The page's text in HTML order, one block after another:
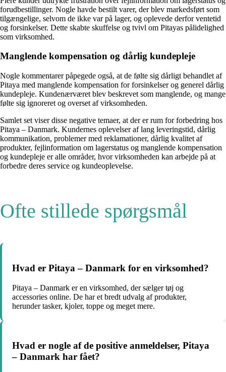
forudbestillinger. Nogle havde bestilt varer, der blev markedsført som
tilgængelige, selvom de ikke var på lager, og oplevede derfor ventetid
og forsinkelser. Dette skabte skuffelse og tvivl om Pitayas pålidelighed
som virksomhed.
Manglende kompensation og dårlig kundepleje
Nogle kommentarer påpegede også, at de følte sig dårligt behandlet af
Pitaya med manglende kompensation for forsinkelser og generel dårlig
kundepleje. Kundenærværet blev beskrevet som manglende, og mange
følte sig ignoreret og overset af virksomheden.
Samlet set viser disse negative temaer, at der er rum for forbedring hos
Pitaya – Danmark. Kundernes oplevelser af lang leveringstid, dårlig
kommunikation, problemer med reklamationer, dårlig kvalitet af
produkter, fejlinformation om lagerstatus og manglende kompensation
og kundepleje er alle områder, hvor virksomheden kan arbejde på at
forbedre deres service og kundeoplevelse.
Ofte stillede spørgsmål
Hvad er Pitaya – Danmark for en virksomhed?
Pitaya – Danmark er en virksomhed, der sælger tøj og
accessories online. De har et bredt udvalg af produkter,
herunder tasker, kjoler, toppe og meget mere.
Hvad er nogle af de positive anmeldelser, Pitaya
– Danmark har fået?